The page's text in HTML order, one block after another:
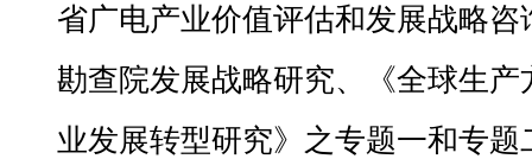
省广电产业价值评估和发展战略
勘查院发展战略研究、《全球生
业发展转型研究》之专题一和专